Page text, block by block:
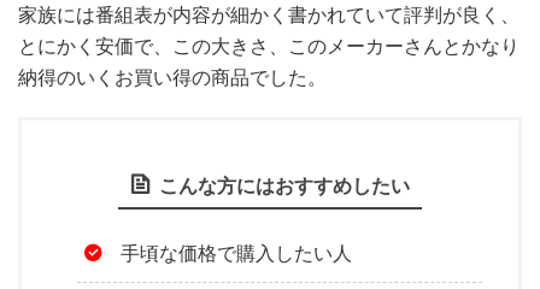
家族には番組表が内容が細かく書かれていて評判が良く、
とにかく安価で、この大きさ、このメーカーさんとかなり
納得のいくお買い得の商品でした。
こんな方にはおすすめしたい
手頃な価格で購入したい人